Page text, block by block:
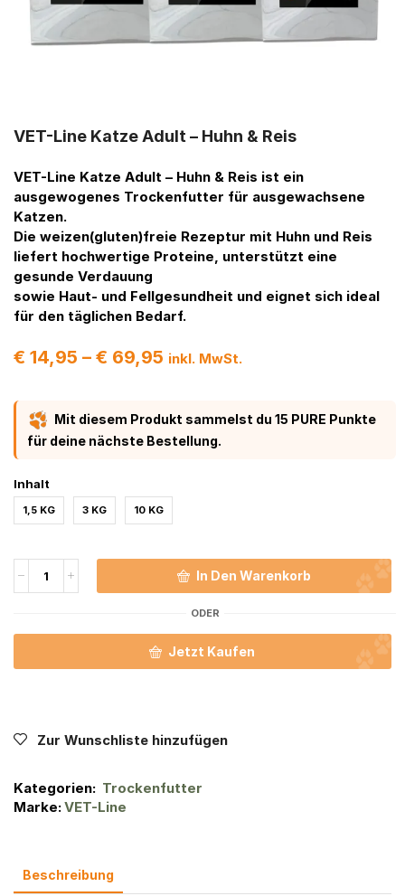
VET-Line Katze Adult – Huhn & Reis
VET-Line Katze Adult – Huhn & Reis ist ein
ausgewogenes Trockenfutter für ausgewachsene
Katzen.
Die weizen(gluten)freie Rezeptur mit Huhn und Reis
liefert hochwertige Proteine, unterstützt eine
gesunde Verdauung
sowie Haut- und Fellgesundheit und eignet sich ideal
für den täglichen Bedarf.
€ 14,95 – € 69,95 inkl. MwSt.
Mit diesem Produkt sammelst du 15 PURE Punkte
für deine nächste Bestellung.
Inhalt
1,5 KG 3 KG 10 KG
In Den Warenkorb
ODER
Jetzt Kaufen
Zur Wunschliste hinzufügen
Kategorien: Trockenfutter
Marke:VET-Line
Beschreibung